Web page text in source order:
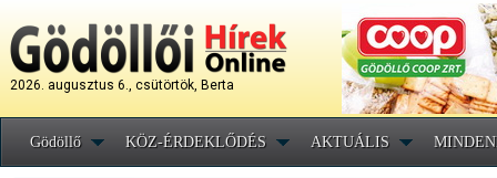
2026. augusztus 6., csütörtök, Berta
Gödöllő KÖZ-ÉRDEKLŐDÉS AKTUÁLIS